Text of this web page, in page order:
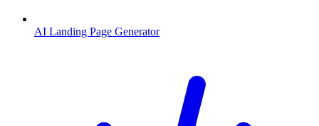
AI Landing Page Generator